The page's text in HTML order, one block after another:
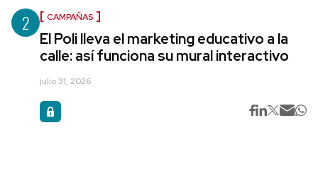
2 CAMPAÑAS
El Poli lleva el marketing educativo a la
calle: así funciona su mural interactivo
julio 31, 2026